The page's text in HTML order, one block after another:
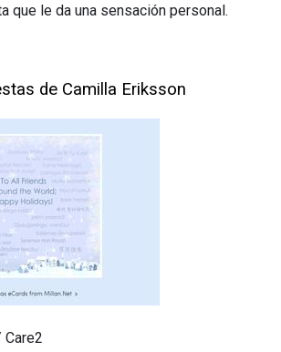
que le da una sensación personal.
de Camilla Eriksson